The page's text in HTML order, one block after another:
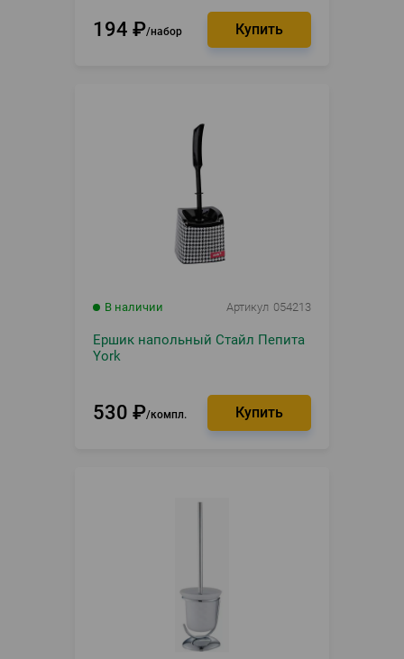
194 ₽ набор
В наличии Артикул 054213
Ершик напольный Стайл Пепита
York
530 ₽ компл.